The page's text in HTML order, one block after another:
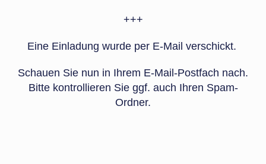
+++
Eine Einladung wurde per E-Mail verschickt.
Schauen Sie nun in Ihrem E-Mail-Postfach nach.
Bitte kontrollieren Sie ggf. auch Ihren Spam-
Ordner.